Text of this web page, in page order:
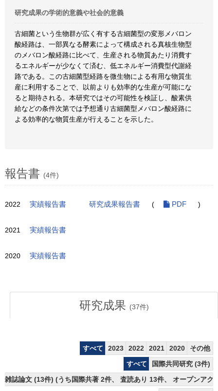
研究成果の学術的意義や社会的意義
古細菌という生物群が広く有する古細菌型の変形メバロン
酸経路は、一部異なる酵素によって構成される真核生物型
のメバロン酸経路に比べて、生産される物質あたり消費す
るエネルギーが少なくて済む、低エネルギー消費型代謝経
路である。この古細菌型経路を微生物による有用な物質生
産に利用することで、以前よりも効率的な生産が可能にな
ると期待される。本研究ではその可能性を検証し、酸素供
給などの条件次第では予想通り古細菌型メバロン酸経路に
よる効率的な物質生産が行えることを示した。
報告書 (4件)
2022 実績報告書 研究成果報告書 ( PDF )
2021 実績報告書
2020 実績報告書
研究成果 (37件)
すべて 2023 2022 2021 2020
その他
すべて
国際共同研究 (3件)
雑誌論文 (13件) (うち国際共著 2件、 査読あり 13件、 オープンアク